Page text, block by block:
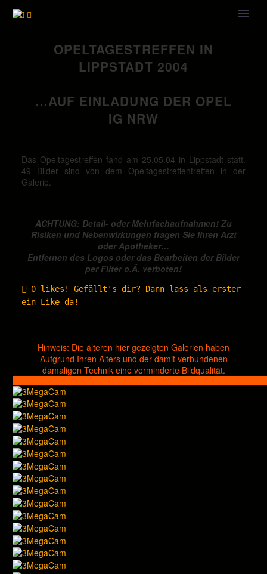
  
OPELTAGESTREFFEN IN
LIPPSTADT 2004
…AUF EINLADUNG DER OPEL
IG NRW
Das Opeltagestreffen fand am 25.05.04 in Lippstadt statt.
49 Bilder sind von dem Opeltagestreffentreffen in der
Galerie.
ACHTUNG: Detail- oder Mehrfachaufnahmen! Zu
Risiken und Nebenwirkungen fragen Sie Ihren Arzt
oder Apotheker…
Entfernen des Logos oder das Bearbeiten der Bilder
per Filter o.Ä. verboten!
0 likes! Gefällt's dir? Dann lass als erster
ein Like da!
Hinweis: Die älteren hier gezeigten Galerien haben
Aufgrund Ihren Alters und der damit verbundenen
damaligen Technik eine verminderte Bildqualität.